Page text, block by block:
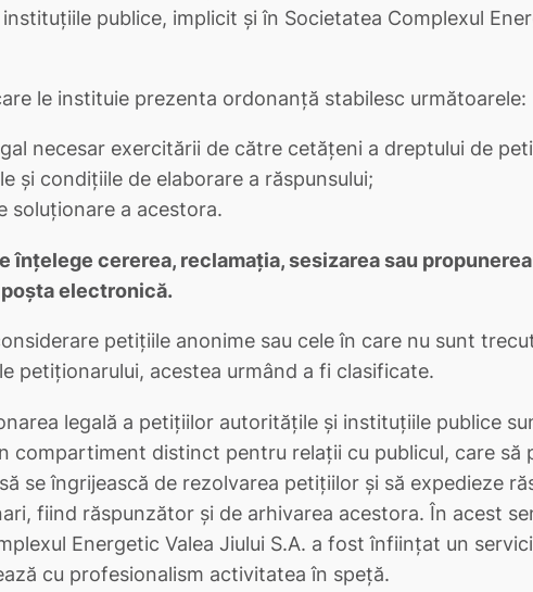
publice, implicit şi în Societatea Complexul
le instituie prezenta ordonanţă stabilesc următoarele:
necesar exercitării de către cetăţeni a dreptului de
şi condiţiile de elaborare a răspunsului;
soluţionare a acestora.
înţelege cererea, reclamaţia, sesizarea sau
electronică.
petiţiile anonime sau cele în care nu sunt
petiţionarului, acestea urmând a fi clasificate.
legală a petiţiilor autorităţile şi instituţiile publice
compartiment distinct pentru relaţii cu publicul, care să
se îngrijească de rezolvarea petiţiilor şi să expedieze
fiind răspunzător şi de arhivarea acestora. În acest
Energetic Valea Jiului S.A. a fost înfiinţat un
cu profesionalism activitatea în speţă.